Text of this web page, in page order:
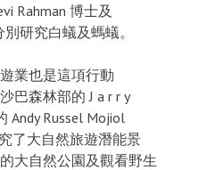
Rahman 博士及
別研究白蟻及螞蟻。
業也是這項行動
巴森林部的 J a r r y
Andy Russel Mojiol
了大自然旅遊潛能景
大自然公園及觀看野生